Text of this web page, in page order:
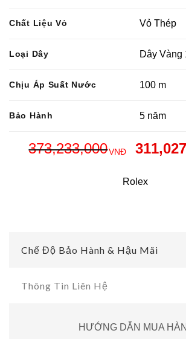
Chất Liệu Vỏ Vỏ Thép
Loại Dây Dây Vàng
Chịu Áp Suất Nước 100 m
Bảo Hành 5 năm
373,233,000VNĐ
Rolex
Chế Độ Bảo Hành & Hậu Mãi
Thông Tin Liên Hệ
HƯỚNG DẪN MUA